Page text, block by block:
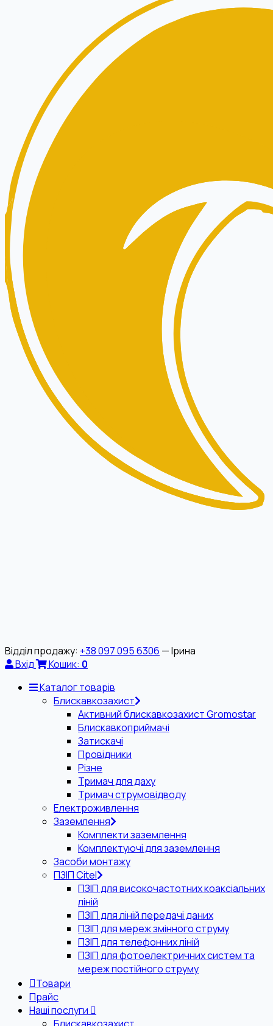
Відділ продажу: +38 097 095 6306 — Ірина
Вхід
Кошик: 0
Каталог товарів
Блискавкозахист
Активний блискавкозахист Gromostar
Блискавкоприймачі
Затискачі
Провідники
Різне
Тримач для даху
Тримач струмовідводу
Електроживлення
Заземлення
Комплекти заземлення
Комплектуючі для заземлення
Засоби монтажу
ПЗІП Citel
ПЗІП для високочастотних коаксіальних
ліній
ПЗІП для ліній передачі даних
ПЗІП для мереж змінного струму
ПЗІП для телефонних ліній
ПЗІП для фотоелектричних систем та
мереж постійного струму
Товари
Прайс
Наші послуги